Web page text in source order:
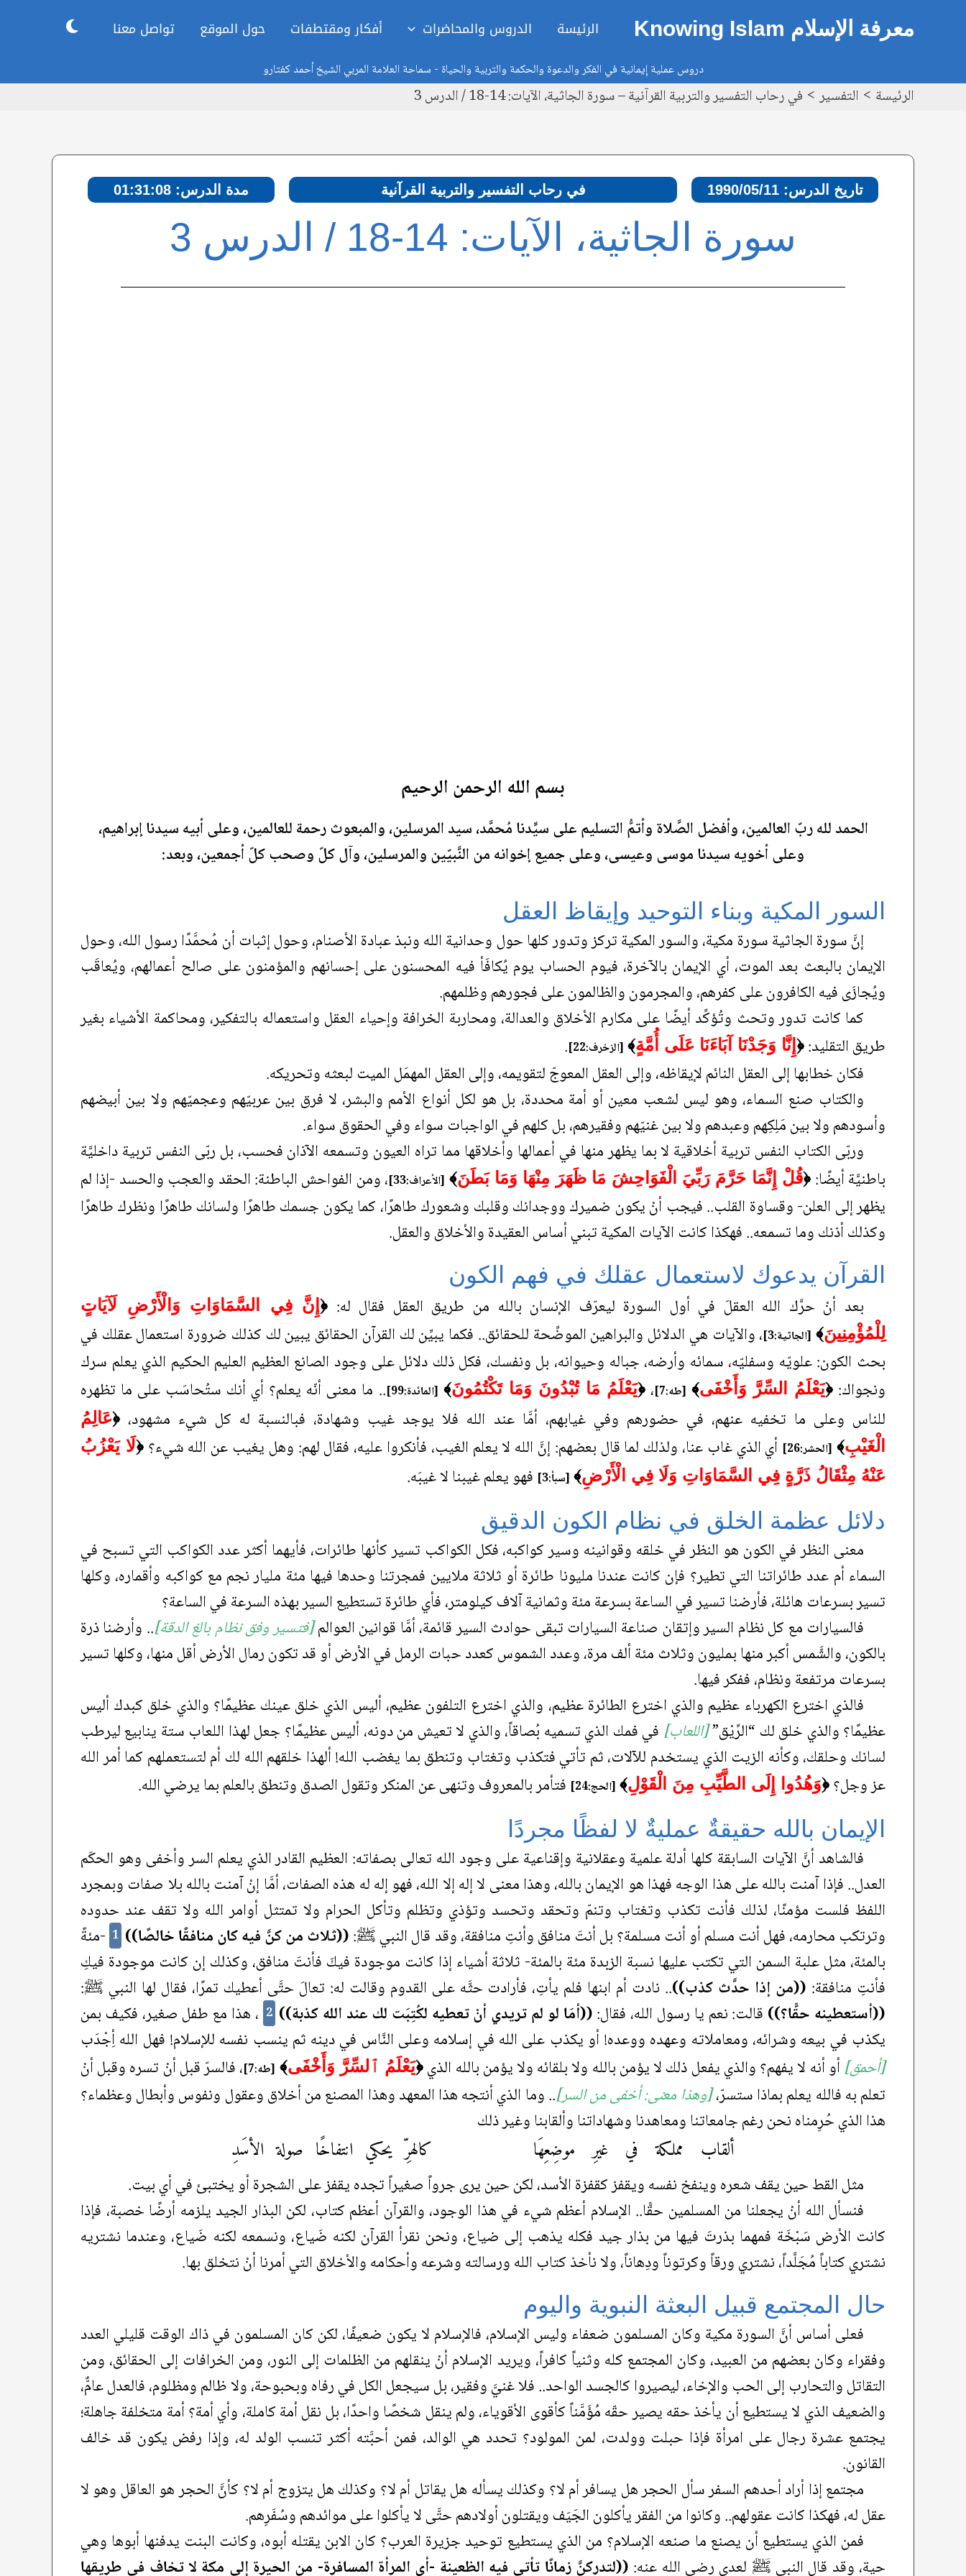
معرفة الإسلام Knowing Islam الرئيسة الدروس والمحاضرات أفكار ومقتطفات حول الموقع تواصل معنا
دروس عملية إيمانية في الفكر والدعوة والحكمة والتربية والحياة - سماحة العلامة المربي الشيخ أحمد كفتارو
الرئيسة التفسير في رحاب التفسير والتربية القرآنية – سورة الجاثية، الآيات: 14-18 / الدرس 3
تاريخ الدرس: 1990/05/11 في رحاب التفسير والتربية القرآنية مدة الدرس: 01:31:08
سورة الجاثية، الآيات: 14-18 / الدرس 3
بسم الله الرحمن الرحيم
الحمد لله ربّ العالمين، وأفضل الصَّلاة وأتمُّ التسليم على سيِّدنا مُحمَّد، سيد المرسلين، والمبعوث رحمة للعالمين، وعلى أبيه سيدنا إبراهيم،
وعلى أخويه سيدنا موسى وعيسى، وعلى جميع إخوانه من النَّبيّين والمرسلين، وآل كلّ وصحب كلّ أجمعين، وبعد:
السور المكية وبناء التوحيد وإيقاظ العقل
إنَّ سورة الجاثية سورة مكية، والسور المكية تركز وتدور كلها حول وحدانية الله ونبذ عبادة الأصنام، وحول إثبات أن مُحمَّدًا رسول الله، وحول
الإيمان بالبعث بعد الموت، أي الإيمان بالآخرة، فيوم الحساب يوم يُكافَأ فيه المحسنون على إحسانهم والمؤمنون على صالح أعمالهم، ويُعاقَب
ويُجازَى فيه الكافرون على كفرهم، والمجرمون والظالمون على فجورهم وظلمهم.
كما كانت تدور وتحث وتُؤكِّد أيضًا على مكارم الأخلاق والعدالة، ومحاربة الخرافة وإحياء العقل واستعماله بالتفكير، ومحاكمة الأشياء بغير
طريق التقليد: ﴿ إِنَّا وَجَدْنَا آبَاءَنَا عَلَى أُمَّةٍ﴾ [الزخرف:22]
.
فكان خطابها إلى العقل النائم لإيقاظه، وإلى العقل المعوجّ لتقويمه، وإلى العقل المهمَل الميت لبعثه وتحريكه.
والكتاب صنع السماء، وهو ليس لشعب معين أو أمة محددة، بل هو لكل أنواع الأمم والبشر، لا فرق بين عربيّهم وعجميّهم ولا بين أبيضهم
وأسودهم ولا بين مَلِكِهم وعبدهم ولا بين غنيّهم وفقيرهم، بل كلهم في الواجبات سواء وفي الحقوق سواء.
وربّى الكتاب النفس تربية أخلاقية لا بما يظهر منها في أعمالها وأخلاقها مما تراه العيون وتسمعه الآذان فحسب، بل ربّى النفس تربية داخليَّة
باطنيَّة أيضًا: ﴿قُلْ إِنَّمَا حَرَّمَ رَبِّيَ الْفَوَاحِشَ مَا ظَهَرَ مِنْهَا وَمَا بَطَنَ﴾ [الأعراف:33]
، ومن الفواحش الباطنة: الحقد والعجب والحسد -إذا لم
يظهر إلى العلن- وقساوة القلب.. فيجب أنْ يكون ضميرك ووجدانك وقلبك وشعورك طاهرًا، كما يكون جسمك طاهرًا ولسانك طاهرًا ونظرك طاهرًا
وكذلك أذنك وما تسمعه.. فهكذا كانت الآيات المكية تبني أساس العقيدة والأخلاق والعقل.
القرآن يدعوك لاستعمال عقلك في فهم الكون
بعد أنْ حرَّك الله العقلَ في أول السورة ليعرّف الإنسان بالله من طريق العقل فقال له: ﴿إِنَّ فِي السَّمَاوَاتِ وَالْأَرْضِ لَآيَاتٍ
لِلْمُؤْمِنِينَ﴾ [الجاثية:3]
، والآيات هي الدلائل والبراهين الموضِّحة للحقائق.. فكما يبيِّن لك القرآن الحقائق يبين لك كذلك ضرورة استعمال عقلك في
بحث الكون: علويّه وسفليّه، سمائه وأرضه، جباله وحيوانه، بل ونفسك، فكل ذلك دلائل على وجود الصانع العظيم العليم الحكيم الذي يعلم سرك
ونجواك: ﴿يَعْلَمُ السِّرَّ وَأَخْفَى﴾ [طه:7] ،﴿يَعْلَمُ مَا تُبْدُونَ وَمَا تَكْتُمُونَ﴾ [المائدة:99]
.. ما معنى أنّه يعلم؟ أي أنك ستُحاسَب على ما تظهره
للناس وعلى ما تخفيه عنهم، في حضورهم وفي غيابهم، أمَّا عند الله فلا يوجد غيب وشهادة، فبالنسبة له كل شيء مشهود، ﴿عَالِمُ
الْغَيْبِ﴾ [الحشر:26] أي الذي غاب عنا، ولذلك لما قال بعضهم: إنَّ الله لا يعلم الغيب، فأنكروا عليه، فقال لهم: وهل يغيب عن الله شيء؟﴿لَا يَعْزُبُ
عَنْهُ مِثْقَالُ ذَرَّةٍ فِي السَّمَاوَاتِ وَلَا فِي الْأَرْضِ﴾ [سبأ:3] فهو يعلم غيبنا لا غيبَه.
دلائل عظمة الخلق في نظام الكون الدقيق
معنى النظر في الكون هو النظر في خلقه وقوانينه وسير كواكبه، فكل الكواكب تسير كأنها طائرات، فأيهما أكثر عدد الكواكب التي تسبح في
السماء أم عدد طائراتنا التي تطير؟ فإن كانت عندنا مليونا طائرة أو ثلاثة ملايين فمجرتنا وحدها فيها مئة مليار نجم مع كواكبه وأقماره، وكلها
تسير بسرعات هائلة، فأرضنا تسير في الساعة بسرعة مئة وثمانية آلاف كيلومتر، فأي طائرة تستطيع السير بهذه السرعة في الساعة؟
فالسيارات مع كل نظام السير وإتقان صناعة السيارات تبقى حوادث السير قائمة، أمَّا قوانين العوالم[فتسير وفق نظام بالغ الدقة].. وأرضنا ذرة
بالكون، والشَّمس أكبر منها بمليون وثلاث مئة ألف مرة، وعدد الشموس كعدد حبات الرمل في الأرض أو قد تكون رمال الأرض أقل منها، وكلها تسير
بسرعات مرتفعة ونظام، ففكر فيها.
فالذي اخترع الكهرباء عظيم والذي اخترع الطائرة عظيم، والذي اخترع التلفون عظيم، أليس الذي خلق عينك عظيمًا؟ والذي خلق كبدك أليس
عظيمًا؟ والذي خلق لك “الرِّيْق”[اللعاب] في فمك الذي تسميه بُصاقاً، والذي لا تعيش من دونه، أليس عظيمًا؟ جعل لهذا اللعاب ستة ينابيع ليرطب
لسانك وحلقك، وكأنه الزيت الذي يستخدم للآلات، ثم تأتي فتكذب وتغتاب وتنطق بما يغضب الله! ألهذا خلقهم الله لك أم لتستعملهم كما أمر الله
عز وجل؟ ﴿وَهُدُوا إِلَى الطَّيِّبِ مِنَ الْقَوْلِ﴾ [الحج:24] فتأمر بالمعروف وتنهى عن المنكر وتقول الصدق وتنطق بالعلم بما يرضي الله.
الإيمان بالله حقيقةٌ عمليةٌ لا لفظًا مجردًا
فالشاهد أنَّ الآيات السابقة كلها أدلة علمية وعقلانية وإقناعية على وجود الله تعالى بصفاته: العظيم القادر الذي يعلم السر وأخفى وهو الحكَم
العدل.. فإذا آمنت بالله على هذا الوجه فهذا هو الإيمان بالله، وهذا معنى لا إله إلا الله، فهو إله له هذه الصفات، أمَّا إنْ آمنت بالله بلا صفات وبمجرد
اللفظ فلست مؤمنًا، لذلك فأنت تكذب وتغتاب وتنمّ وتحقد وتحسد وتؤذي وتظلم وتأكل الحرام ولا تمتثل أوامر الله ولا تقف عند حدوده
وترتكب محارمه، فهل أنت مسلم أو أنت مسلمة؟ بل أنتَ منافق وأنتِ منافقة، وقد قال النبي ﷺ:((ثلاث من كنَّ فيه كان منافقًا خالصًا)) 1 -مئةً
بالمئة، مثل علبة السمن التي تكتب عليها نسبة الزبدة مئة بالمئة- ثلاثة أشياء إذا كانت موجودة فيكَ فأنتَ منافق، وكذلك إن كانت موجودة فيكِ
فأنتِ منافقة: ((من إذا حدَّث كذب)).. نادت أم ابنها فلم يأتِ، فأرادت حثَّه على القدوم وقالت له: تعالَ حتَّى أعطيك تمرًا، فقال لها النبي ﷺ:
((أستعطينه حقًّا؟)) قالت: نعم يا رسول الله، فقال:((أمَا لو لم تريدي أنْ تعطيه لكُتِبَت لك عند الله كذبة)) 2 ، هذا مع طفل صغير، فكيف بمن
يكذب في بيعه وشرائه، ومعاملاته وعهده ووعده! أو يكذب على الله في إسلامه وعلى النَّاس في دينه ثم ينسب نفسه للإسلام! فهل الله أِجْدَب
[أحمق]أو أنه لا يفهم؟ والذي يفعل ذلك لا يؤمن بالله ولا بلقائه ولا يؤمن بالله الذي ﴿يَعْلَمُ ٱلسِّرَّ وَأَخْفَى﴾ [طه:7]
، فالسرّ قبل أنْ تسره وقبل أنْ
تعلم به فالله يعلم بماذا ستسرّ،[وهذا معنى: أخفى من السر].. وما الذي أنتجه هذا المعهد وهذا المصنع من أخلاق وعقول ونفوس وأبطال وعظماء؟
هذا الذي حُرِمناه نحن رغم جامعاتنا ومعاهدنا وشهاداتنا وألقابنا وغير ذلك
ألقاب مملكة في غيرِ موضِعِهَا كالهرِّ يحكي انتفاخًا صولة الأسَدِ
مثل القط حين يقف شعره وينفخ نفسه ويقفز كقفزة الأسد، لكن حين يرى جرواً صغيراً تجده يقفز على الشجرة أو يختبئ في أي بيت.
فنسأل الله أنْ يجعلنا من المسلمين حقًّا.. الإسلام أعظم شيء في هذا الوجود، والقرآن أعظم كتاب، لكن البذار الجيد يلزمه أرضًا خصبة، فإذا
كانت الأرض سَبْخَة فمهما بذرتَ فيها من بذار جيد فكله يذهب إلى ضياع، ونحن نقرأ القرآن لكنه ضَياع، ونسمعه لكنه ضَياع، وعندما نشتريه
نشتري كتاباً مُجَلَّداً، نشتري ورقاً وكرتوناً ودِهاناً، ولا نأخذ كتاب الله ورسالته وشرعه وأحكامه والأخلاق التي أمرنا أنْ نتخلق بها.
حال المجتمع قبيل البعثة النبوية واليوم
فعلى أساس أنَّ السورة مكية وكان المسلمون ضعفاء وليس الإسلام، فالإسلام لا يكون ضعيفًا، لكن كان المسلمون في ذاك الوقت قليلي العدد
وفقراء وكان بعضهم من العبيد، وكان المجتمع كله وثنياً كافراً، ويريد الإسلام أنْ ينقلهم من الظلمات إلى النور، ومن الخرافات إلى الحقائق، ومن
التقاتل والتحارب إلى الحب والإخاء، ليصيروا كالجسد الواحد.. فلا غنيَّ وفقير، بل سيجعل الكل في رفاه وبحبوحة، ولا ظالم ومظلوم، فالعدل عامٌّ،
والضعيف الذي لا يستطيع أن يأخذ حقه يصير حقّه مُؤَمَّناً كأقوى الأقوياء، ولم ينقل شخصًا واحدًا، بل نقل أمة كاملة، وأي أمة؟ أمة متخلفة جاهلة؛
يجتمع عشرة رجال على امرأة فإذا حبلت وولدت، لمن المولود؟ تحدد هي الوالد، فمن أحبَّته أكثر تنسب الولد له، وإذا رفض يكون قد خالف
القانون.
مجتمع إذا أراد أحدهم السفر سأل الحجر هل يسافر أم لا؟ وكذلك يسأله هل يقاتل أم لا؟ وكذلك هل يتزوج أم لا؟ كأنَّ الحجر هو العاقل وهو لا
عقل له، فهكذا كانت عقولهم.. وكانوا من الفقر يأكلون الجَيَف ويقتلون أولادهم حتَّى لا يأكلوا على موائدهم وسُفَرِهم.
فمن الذي يستطيع أن يصنع ما صنعه الإسلام؟ من الذي يستطيع توحيد جزيرة العرب؟ كان الابن يقتله أبوه، وكانت البنت يدفنها أبوها وهي
حية، وقد قال النبي ﷺ لعدي رضي الله عنه: ((لتدركنَّ زمانًا تأتي فيه الظعينة -أي المرأة المسافرة- من الحيرة إلى مكة لا تخاف في طريقها
navigation